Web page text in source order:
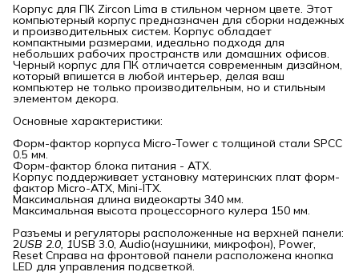
Корпус для ПК Zircon Lima в стильном черном цвете. Этот
компьютерный корпус предназначен для сборки надежных
и производительных систем. Корпус обладает
компактными размерами, идеально подходя для
небольших рабочих пространств или домашних офисов.
Черный корпус для ПК отличается современным дизайном,
который впишется в любой интерьер, делая ваш
компьютер не только производительным, но и стильным
элементом декора.
Основные характеристики:
Форм-фактор корпуса Micro-Tower с толщиной стали SPCC
0.5 мм.
Форм-фактор блока питания - АТХ.
Корпус поддерживает установку материнских плат форм-
фактор Micro-ATX, Mini-ITX.
Максимальная длина видеокарты 340 мм.
Максимальная высота процессорного кулера 150 мм.
Разъемы и регуляторы расположенные на верхней панели:
2USB 2.0, 1USB 3.0, Audio(наушники, микрофон), Power,
Reset Справа на фронтовой панели расположена кнопка
LED для управления подсветкой.